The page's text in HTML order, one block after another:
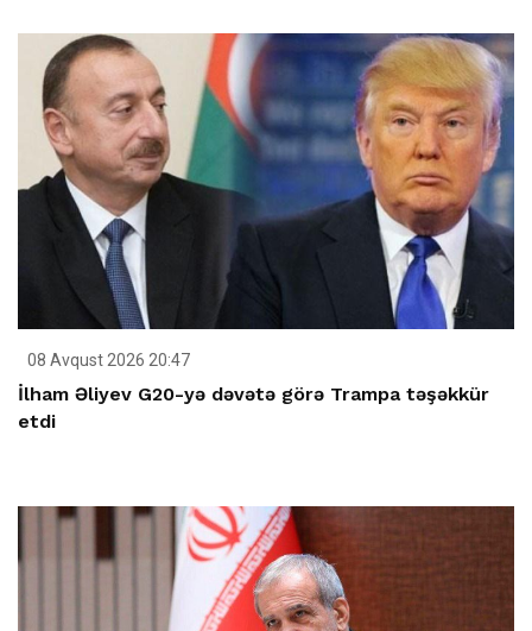
08 Avqust 2026 20:47
İlham Əliyev G20-yə dəvətə görə Trampa təşəkkür
etdi